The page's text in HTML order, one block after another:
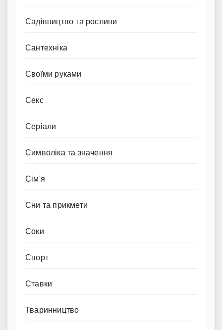
Садівництво та рослини
Сантехніка
Своїми руками
Секс
Серіали
Символіка та значення
Сім'я
Сни та прикмети
Соки
Спорт
Ставки
Тваринництво